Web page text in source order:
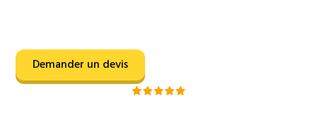
Demander un devis